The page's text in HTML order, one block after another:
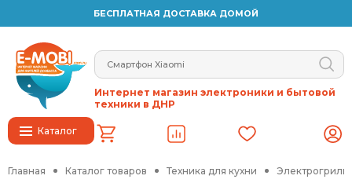
БЕСПЛАТНАЯ ДОСТАВКА ДОМОЙ
Каталог
Интернет магазин электроники и бытовой
техники в ДНР
Главная Каталог товаров Техника для кухни Электрогрили